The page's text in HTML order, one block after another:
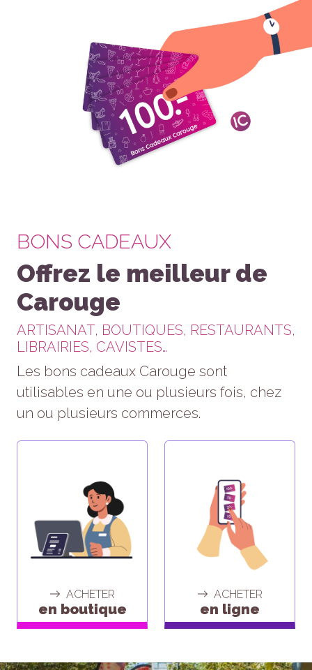
BONS CADEAUX
Offrez le meilleur de
Carouge
ARTISANAT, BOUTIQUES, RESTAURANTS,
LIBRAIRIES, CAVISTES…
Les bons cadeaux Carouge sont
utilisables en une ou plusieurs fois, chez
un ou plusieurs commerces.
ACHETER
en boutique
ACHETER
en ligne
personnalisés.